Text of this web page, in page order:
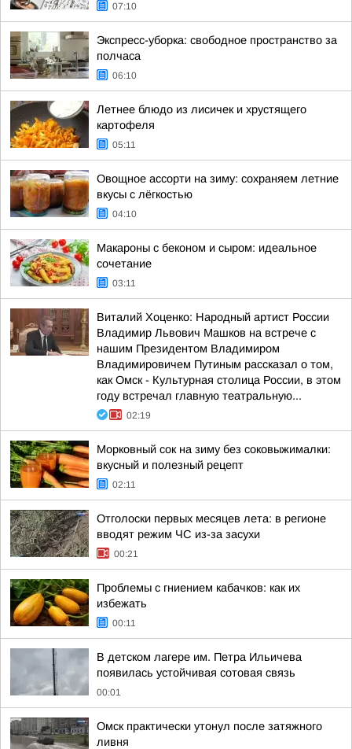
07:10
Экспресс-уборка: свободное пространство за
полчаса
06:10
Летнее блюдо из лисичек и хрустящего
картофеля
05:11
Овощное ассорти на зиму: сохраняем летние
вкусы с лёгкостью
04:10
Макароны с беконом и сыром: идеальное
сочетание
03:11
Виталий Хоценко: Народный артист России
Владимир Львович Машков на встрече с
нашим Президентом Владимиром
Владимировичем Путиным рассказал о том,
как Омск - Культурная столица России, в этом
году встречал главную театральную...
02:19
Морковный сок на зиму без соковыжималки:
вкусный и полезный рецепт
02:11
Отголоски первых месяцев лета: в регионе
вводят режим ЧС из-за засухи
00:21
Проблемы с гниением кабачков: как их
избежать
00:11
В детском лагере им. Петра Ильичева
появилась устойчивая сотовая связь
00:01
Омск практически утонул после затяжного
ливня